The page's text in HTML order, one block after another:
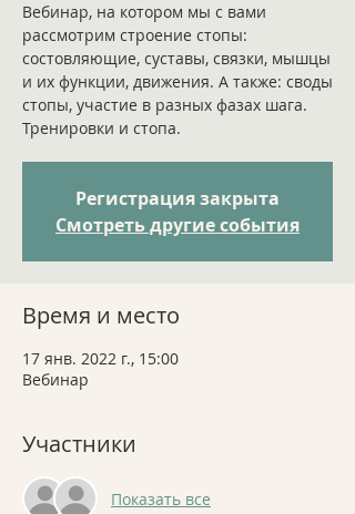
Вебинар, на котором мы с вами
рассмотрим строение стопы:
состовляющие, суставы, связки, мышцы
и их функции, движения. А также: своды
стопы, участие в разных фазах шага.
Тренировки и стопа.
Регистрация закрыта
Смотреть другие события
Время и место
17 янв. 2022 г., 15:00
Вебинар
Участники
Показать все